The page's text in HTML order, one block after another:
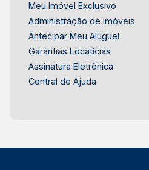
Meu Imóvel Exclusivo
Administração de Imóveis
Antecipar Meu Aluguel
Garantias Locatícias
Assinatura Eletrônica
Central de Ajuda